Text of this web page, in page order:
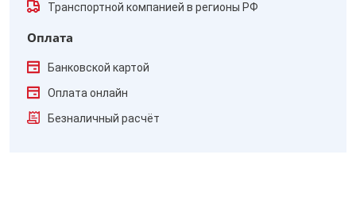
Транспортной компанией в регионы РФ
Оплата
Банковской картой
Оплата онлайн
Безналичный расчёт